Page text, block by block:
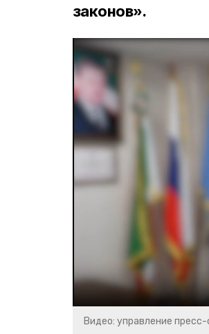
законов».
Видео: управление